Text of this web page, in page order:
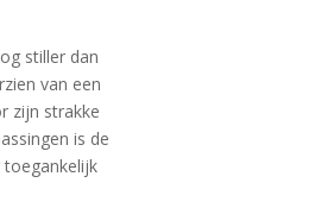
stiller dan
van een
zijn strakke
is de